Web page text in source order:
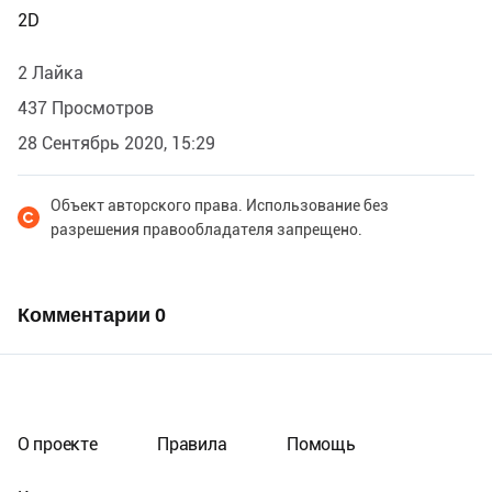
2D
2 Лайка
437 Просмотров
28 Сентябрь 2020, 15:29
Объект авторского права. Использование без
разрешения правообладателя запрещено.
Комментарии 0
О проекте Правила Помощь